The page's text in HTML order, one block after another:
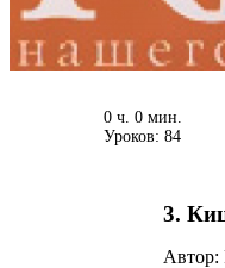
0 ч. 0 мин.
Уроков: 84
3.
Автор: